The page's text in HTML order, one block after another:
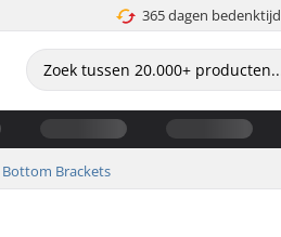
365 dagen bedenktijd
Bottom Brackets